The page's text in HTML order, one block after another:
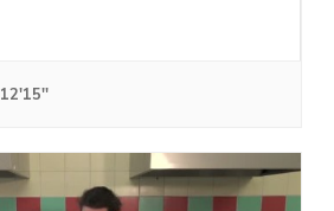
12'15''